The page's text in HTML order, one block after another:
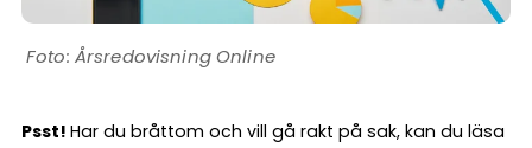
Årsredovisning Online
Psst! Har du bråttom och vill gå rakt på sak, kan du läsa